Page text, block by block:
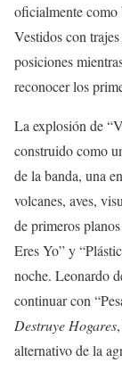
oficialmente como
Vestidos con
posiciones
reconocer los
La explosión de
construido como
de la banda, una
volcanes, aves,
de primeros
Eres Yo” y
noche. Leonardo
continuar con
Destruye Hogares
alternativo de la